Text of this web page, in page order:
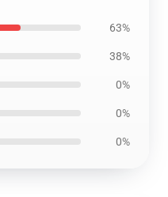
63%
38%
0%
0%
0%